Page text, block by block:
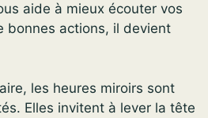
aide à mieux écouter vos
bonnes actions, il devient
les heures miroirs sont
Elles invitent à lever la tête